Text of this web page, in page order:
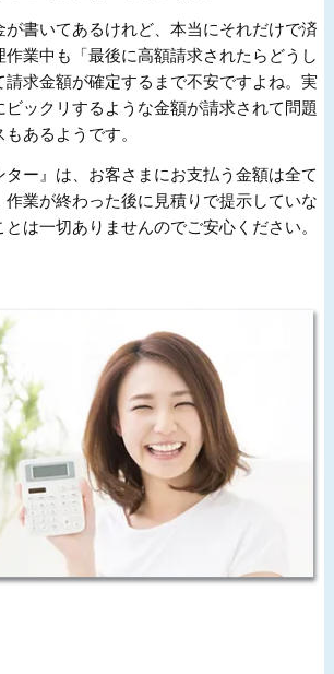
書いてあるけれど、本当にそれだけで済
業中も「最後に高額請求されたらどうし
請求金額が確定するまで不安ですよね。実
ックリするような金額が請求されて問題
あるようです。
ター』は、お客さまにお支払う金額は全て
業が終わった後に見積りで提示していな
は一切ありませんのでご安心ください。